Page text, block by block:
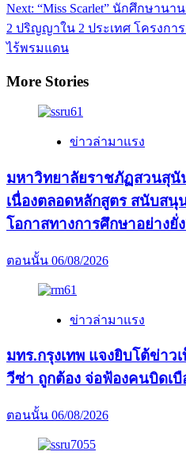
Next: “Miss Scarlet” นักศึกษาน
2 ปริญญาใน 2 ประเทศ โครงการ
ไร้พรมแดน
More Stories
ข่าวล่ามาแรง
มหาวิทยาลัยราชภัฏสวนสุ
เนื่องตลอดหลักสูตร สนับสนุ
โอกาสทางการศึกษาอย่างยั่
ตอนนั้น 06/08/2026
ข่าวล่ามาแรง
มทร.กรุงเทพ แจงยิบโต้ข่าว
วีซ่า ถูกต้อง จ่อฟ้องคนบิดเ
ตอนนั้น 06/08/2026